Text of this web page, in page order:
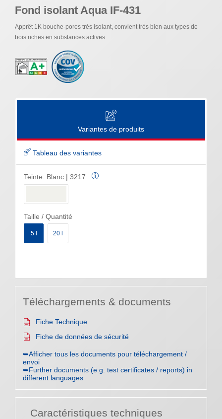
Fond isolant Aqua IF-431
Apprêt 1K bouche-pores très isolant, convient très bien aux types de
bois riches en substances actives
Variantes de produits
Tableau des variantes
Teinte: Blanc | 3217
Taille / Quantité
5 l 20 l
Téléchargements & documents
Fiche Technique
Fiche de données de sécurité
➥Afficher tous les documents pour téléchargement /
envoi
➥Further documents (e.g. test certificates / reports) in
different languages
Caractéristiques techniques